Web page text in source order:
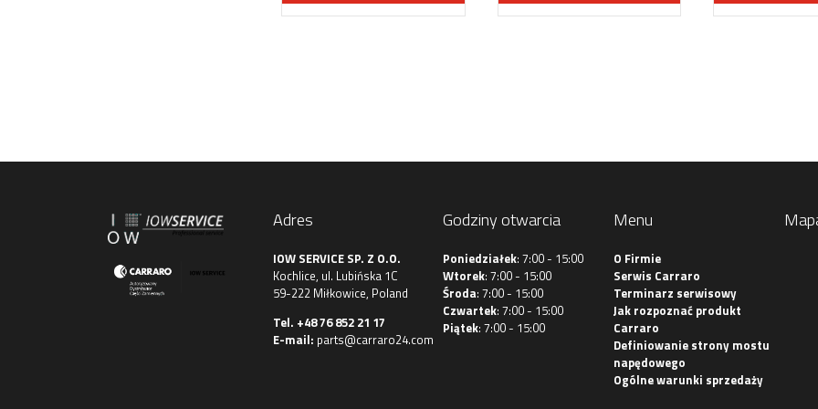
Adres
IOW SERVICE SP. Z O.O.
Kochlice, ul. Lubińska 1C
59-222 Miłkowice, Poland
Tel. +48 76 852 21 17
E-mail: parts@carraro24.com
Godziny otwarcia
Poniedziałek: 7:00 - 15:00
Wtorek: 7:00 - 15:00
Środa: 7:00 - 15:00
Czwartek: 7:00 - 15:00
Piątek: 7:00 - 15:00
Menu
O Firmie
Serwis Carraro
Terminarz serwisowy
Jak rozpoznać produkt
Carraro
Definiowanie strony mostu
napędowego
Ogólne warunki sprzedaży